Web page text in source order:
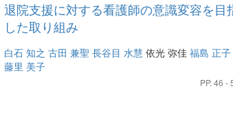
退院支援に対する看護師の意識変容を目
した取り組み
白石 知之 古田 兼聖 長谷目 水慧 依光 弥佳 福島 正子
藤里 美子
PP. 46 -